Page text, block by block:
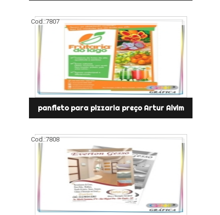
Cod.:7807
panfleto para pizzaria preço Artur Alvim
Cod.:7808